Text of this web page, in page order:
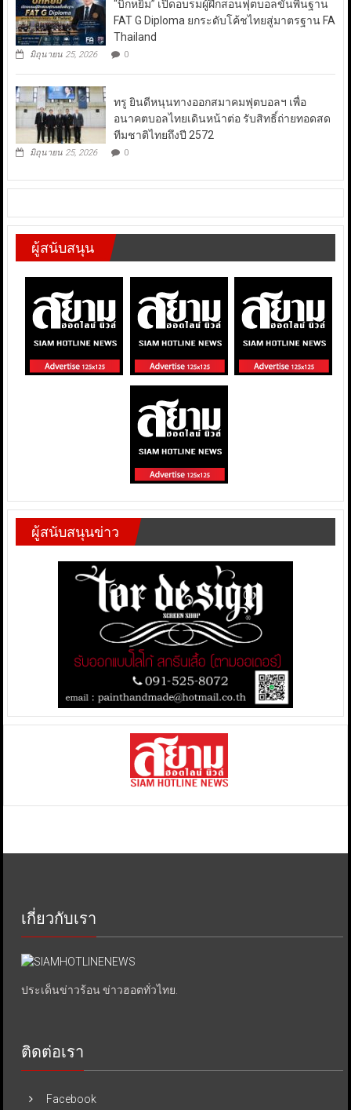
“บิ๊กหยิม” เปิดอบรมผู้ฝึกสอนฟุตบอลขั้นพื้นฐาน
FAT G Diploma ยกระดับโค้ชไทยสู่มาตรฐาน FA
Thailand
มิถุนายน 25, 2026 0
ทรู ยินดีหนุนทางออกสมาคมฟุตบอลฯ เพื่อ
อนาคตบอลไทยเดินหน้าต่อ รับสิทธิ์ถ่ายทอดสด
ทีมชาติไทยถึงปี 2572
มิถุนายน 25, 2026 0
ผู้สนับสนุน
ผู้สนับสนุนข่าว
เกี่ยวกับเรา
ประเด็นข่าวร้อน ข่าวฮอตทั่วไทย.
ติดต่อเรา
Facebook